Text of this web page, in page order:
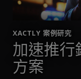
XACTLY 案例研究
加速推行
方案